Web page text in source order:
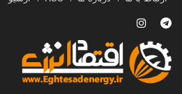
چگونه انتخاب صحیح
آبرسانی کشاورزی می‌شود؟